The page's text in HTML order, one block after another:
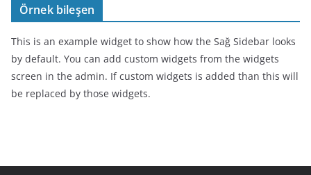
Örnek bileşen
This is an example widget to show how the Sağ Sidebar looks
by default. You can add custom widgets from the widgets
screen in the admin. If custom widgets is added than this will
be replaced by those widgets.